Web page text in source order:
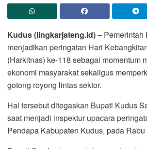
Kudus (lingkarjateng.id)– Pemerintah
menjadikan peringatan Hari
(Harkitnas) ke-118 sebagai momentum
ekonomi masyarakat sekaligus
gotong royong lintas sektor.
Hal tersebut ditegaskan Bupati Kudus
saat menjadi inspektur upacara
Pendapa Kabupaten Kudus, pada Rabu